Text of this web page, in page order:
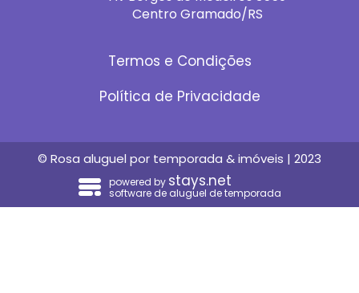
Centro Gramado/RS
Termos e Condições
Política de Privacidade
© Rosa aluguel por temporada & imóveis | 2023
powered by stays.net
software de aluguel de temporada